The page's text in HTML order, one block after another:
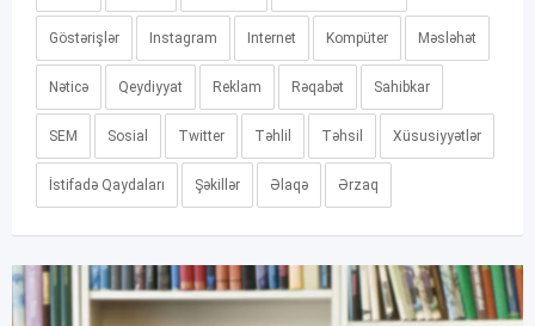
Göstərişlər Instagram Internet Kompüter Məsləhət
Nəticə Qeydiyyat Reklam Rəqabət Sahibkar
SEM Sosial Twitter Təhlil Təhsil Xüsusiyyətlər
İstifadə Qaydaları Şəkillər Əlaqə Ərzaq